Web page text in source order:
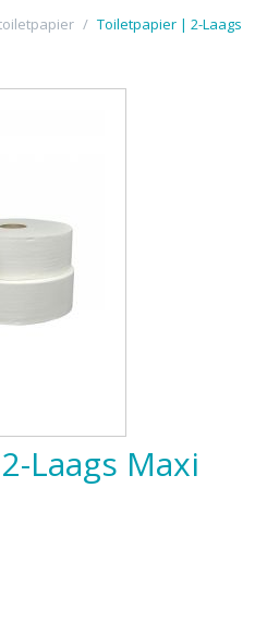
/ Toiletpapier | 2-Laags
Laags Maxi